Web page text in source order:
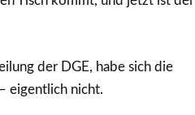
der DGE, habe sich die
eigentlich nicht.